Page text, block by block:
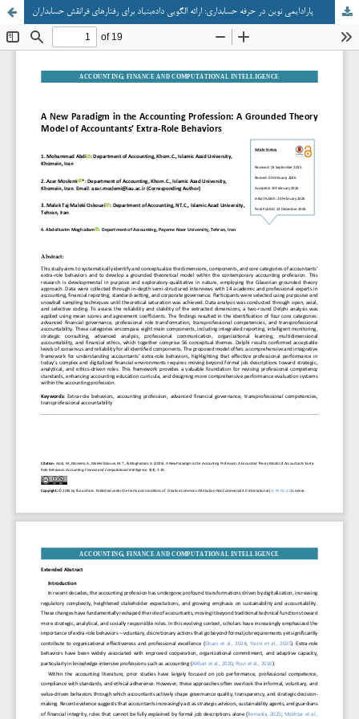
پارادایمی نوین در حرفه حسابداری: ارائه الگویی داده‌بنیاد برای رفتارهای فرانقش حسابداران